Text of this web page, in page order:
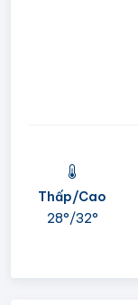
Thấp/Cao
28°/32°